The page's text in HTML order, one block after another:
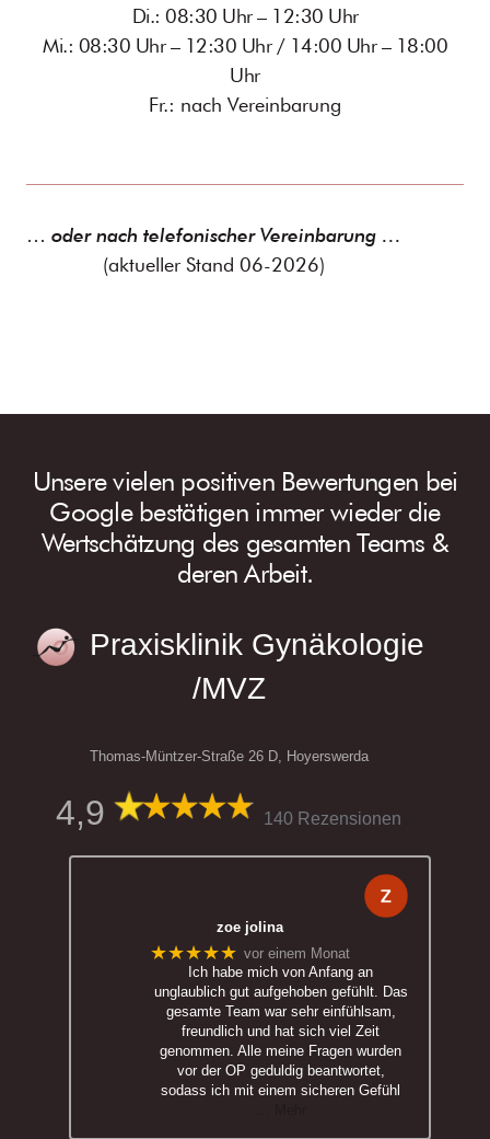
Di.: 08:30 Uhr – 12:30 Uhr
Mi.: 08:30 Uhr – 12:30 Uhr / 14:00 Uhr – 18:00
Uhr
Fr.: nach Vereinbarung
… oder nach telefonischer Vereinbarung …
(aktueller Stand 06-2026)
Unsere vielen positiven Bewertungen bei
Google bestätigen immer wieder die
Wertschätzung des gesamten Teams &
deren Arbeit.
Praxisklinik Gynäkologie
/MVZ
Thomas-Müntzer-Straße 26 D, Hoyerswerda
4,9 140 Rezensionen
zoe jolina
★★★★★ vor einem Monat
Ich habe mich von Anfang an
unglaublich gut aufgehoben gefühlt. Das
gesamte Team war sehr einfühlsam,
freundlich und hat sich viel Zeit
genommen. Alle meine Fragen wurden
vor der OP geduldig beantwortet,
sodass ich mit einem sicheren Gefühl